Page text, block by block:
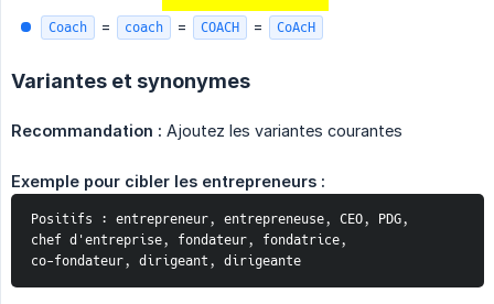
Coach = coach = COACH = CoAcH
Variantes et synonymes
Recommandation : Ajoutez les variantes courantes
Exemple pour cibler les entrepreneurs :
Positifs : entrepreneur, entrepreneuse, CEO, PDG,
chef d'entreprise, fondateur, fondatrice,
co-fondateur, dirigeant, dirigeante